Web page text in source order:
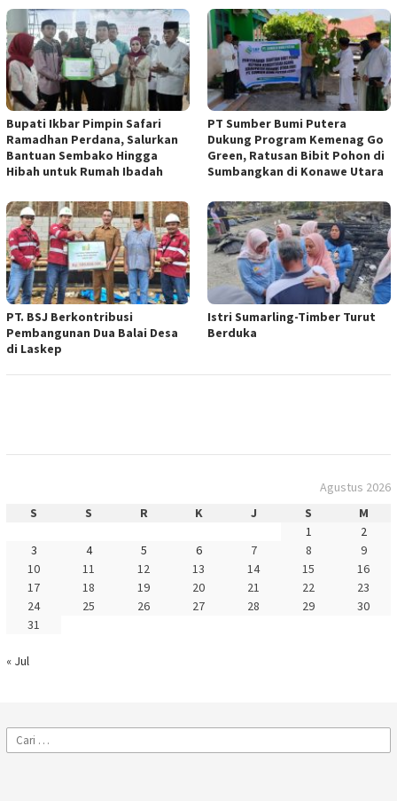
Bupati Ikbar Pimpin Safari
Ramadhan Perdana, Salurkan
Bantuan Sembako Hingga
Hibah untuk Rumah Ibadah
PT Sumber Bumi Putera
Dukung Program Kemenag Go
Green, Ratusan Bibit Pohon di
Sumbangkan di Konawe Utara
PT. BSJ Berkontribusi
Pembangunan Dua Balai Desa
di Laskep
Istri Sumarling-Timber Turut
Berduka
Agustus 2026
S
S R K J S
M
1
2
3
4 5 6 7 8
9
10
11 12 13 14 15
16
17
18 19 20 21 22
23
24
25 26 27 28 29
30
31
« Jul
Cari
untuk: